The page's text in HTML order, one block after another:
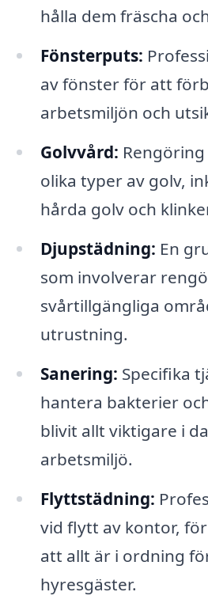
hålla dem fräscha
Fönsterputs:
av fönster för att
arbetsmiljön och
Golvvård:
olika typer av golv,
hårda golv och
Djupstädning: En
som involverar
svårtillgängliga
utrustning.
Sanering: Specifika
hantera bakterier
blivit allt viktigare i
arbetsmiljö.
Flyttstädning:
vid flytt av kontor,
att allt är i ordning
hyresgäster.